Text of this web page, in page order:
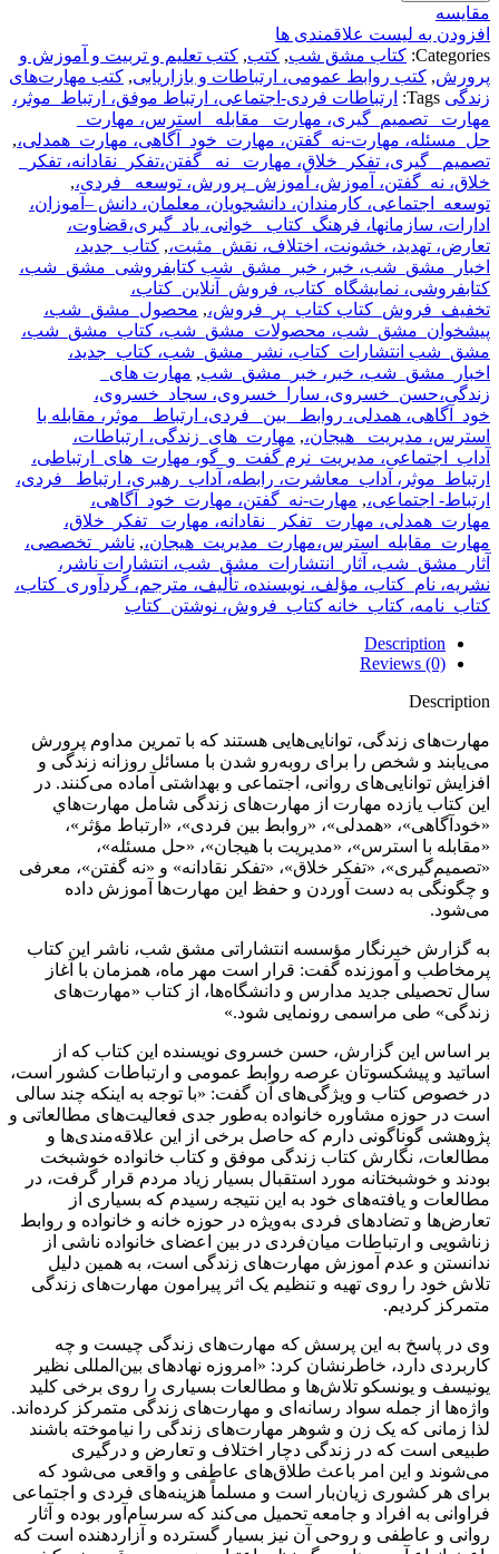
مقایسه
افزودن به لیست علاقمندی ها
Categories: کتاب مشق شب, کتب, کتب تعلیم و تربیت و آموزش و
پرورش, کتب روابط عمومی، ارتباطات و بازاریابی, کتب مهارت‌های
زندگی Tags:
ارتباطات فردی-اجتماعی، ارتباط موفق، ارتباط_موثر،
مهارت_ تصمیم_گیری، مهارت_ مقابله_ استرس، مهارت_
حل_مسئله، مهارت-نه_گفتن، مهارت_خود_آگاهی، مهارت_همدلی،,
تصمیم_ گیری، تفکر_خلاق، مهارت_ نه_ گفتن،تفکر_نقادانه، تفکر_
خلاق، نه_گفتن، آموزش، آموزش_پرورش، توسعه_ فردی،,
توسعه_اجتماعی، کارمندان، دانشجویان، معلمان، دانش –آموزان،
ادارات، سازمانها، فرهنگ_کتاب _خوانی، یاد_گیری،قضاوت،
تعارض، تهدید، خشونت، اختلاف، نقش_مثبت،, کتاب_جدید،
اخبار_مشق_شب، خبر، خبر_مشق_شب کتابفروشی_مشق_شب،
کتابفروشی، نمایشگاه_کتاب، فروش_آنلاین_کتاب،
تخفیف_فروش_کتاب کتاب_پر_فروش،, محصول_مشق_شب،
پیشخوان_مشق_شب، محصولات_مشق_شب، کتاب_مشق_شب،
مشق_شب انتشارات_کتاب، نشر_مشق_شب، کتاب_جدید،
اخبار_مشق_شب، خبر، خبر_مشق_شب, مهارت های_
زندگی،حسن_خسروی، سارا_خسروی، سجاد_خسروی،
خود_آگاهی، همدلی، روابط _بین _فردی، ارتباط _موثر، مقابله با
استرس، مدیریت_ هیجان،, مهارت_های_زندگی، ارتباطات،
آداب_اجتماعی، مدیریت_نرم گفت_و_گو، مهارت_های_ارتباطی،
ارتباط_موثر، آداب_معاشرت، رابطه، آداب_رهبری، ارتباط _فردی،
ارتباط- اجتماعی،, مهارت-نه_گفتن، مهارت_خود_آگاهی،
مهارت_همدلی، مهارت_ تفکر _نقادانه، مهارت_ تفکر_خلاق،
مهارت_مقابله_استرس،مهارت_مدیریت_هیجان،, ناشر_تخصصی،
آثار_مشق_شب، آثار_انتشارات_مشق_شب، انتشارات ناشر،
نشریه، نام_کتاب، مؤلف، نویسنده، تألیف، مترجم، گردآوری_کتاب،
کتاب_نامه، کتاب_خانه کتاب_فروش، نوشتن_کتاب
Description
Reviews (0)
Description
مهارت‌های زندگی، توانایی‌هایی هستند که با تمرین مداوم پرورش
می‌یابند و شخص را برای روبه‌رو شدن با مسائل روزانه زندگی و
افزایش توانایی‌های روانی، اجتماعی و بهداشتی آماده می‌کنند. در
این کتاب یازده مهارت از مهارت‌های زندگی شامل مهارت‌هاي
«خودآگاهی»، «همدلی»، «روابط بین فردی»، «ارتباط مؤثر»،
«مقابله با استرس»، «مدیریت با هیجان»، «حل مسئله»،
«تصمیم‌گیری»، «تفکر خلاق»، «تفکر نقادانه» و «نه گفتن»، معرفی
و چگونگی به دست آوردن و حفظ این مهارت‌ها آموزش داده
می‌شود.
به گزارش خبرنگار مؤسسه انتشاراتی مشق شب، ناشر این کتاب
پرمخاطب و آموزنده گفت: قرار است مهر ماه، همزمان با آغاز
سال تحصیلی جدید مدارس و دانشگاه‌ها، از کتاب «مهارت‌های
زندگی» طی مراسمی رونمایی شود.»
بر اساس این گزارش، حسن خسروی نویسنده این کتاب که از
اساتید و پیشکسوتان عرصه روابط عمومی و ارتباطات کشور است،
در خصوص کتاب و ویژگی‌های آن گفت: «با توجه به اینکه چند سالی
است در حوزه مشاوره خانواده به‌طور جدی فعالیت‌های مطالعاتی و
پژوهشی گوناگونی دارم که حاصل برخی از این علاقه‌مندی‌ها و
مطالعات، نگارش کتاب زندگی موفق و کتاب خانواده خوشبخت
بودند و خوشبختانه مورد استقبال بسیار زیاد مردم قرار گرفت، در
مطالعات و یافته‌های خود به این نتیجه رسیدم که بسیاری از
تعارض‌ها و تضادهای فردی به‌ویژه در حوزه خانه و خانواده و روابط
زناشویی و ارتباطات میان‌فردی در بین اعضای خانواده ناشی از
ندانستن و عدم آموزش مهارت‌های زندگی است، به همین دلیل
تلاش خود را روی تهیه و تنظیم یک اثر پیرامون مهارت‌های زندگی
متمرکز کردیم.
وی در پاسخ به این پرسش که مهارت‌های زندگی چیست و چه
کاربردی دارد، خاطرنشان کرد: «امروزه نهادهای بین‌المللی نظیر
یونیسف و یونسکو تلاش‌ها و مطالعات بسیاری را روی برخی کلید
واژه‌ها از جمله سواد رسانه‌ای و مهارت‌های زندگی متمرکز کرده‌اند.
لذا زمانی که یک زن و شوهر مهارت‌های زندگی را نیاموخته باشند
طبیعی است که در زندگی دچار اختلاف و تعارض و درگیری
می‌شوند و این امر باعث طلاق‌های عاطفی و واقعی می‌شود که
برای هر کشوری زیان‌بار است و مسلماً هزینه‌های فردی و اجتماعی
فراوانی به افراد و جامعه تحمیل می‌کند که سرسام‌آور بوده و آثار
روانی و عاطفی و روحی آن نیز بسیار گسترده و آزاردهنده است که